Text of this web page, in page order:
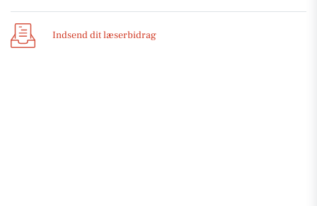
Indsend dit læserbidrag